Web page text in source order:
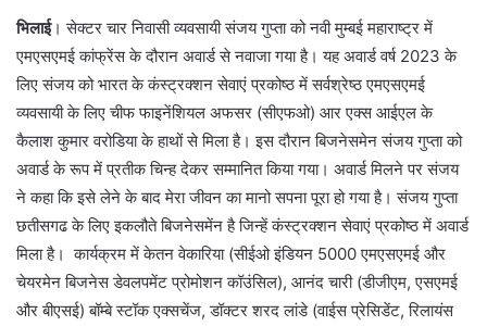
भिलाई। सेक्टर चार निवासी व्यवसायी संजय गुप्ता को नवी मुम्बई महाराष्ट्र में
एमएसएमई कांफ्रेंस के दौरान अवार्ड से नवाजा गया है। यह अवार्ड वर्ष 2023 के
लिए संजय को भारत के कंस्ट्रक्शन सेवाएं प्रकोष्ठ में सर्वश्रेष्ठ एमएसएमई
व्यवसायी के लिए चीफ फाइनेंशियल अफसर (सीएफओ) आर एक्स आईएल के
कैलाश कुमार वरोडिया के हाथों से मिला है। इस दौरान बिजनेसमेन संजय गुप्ता को
अवार्ड के रूप में प्रतीक चिन्ह देकर सम्मानित किया गया। अवार्ड मिलने पर संजय
ने कहा कि इसे लेने के बाद मेरा जीवन का मानो सपना पूरा हो गया है। संजय गुप्ता
छतीसगढ के लिए इकलौते बिजनेसमेंन है जिन्हें कंस्ट्रक्शन सेवाएं प्रकोष्ठ में अवार्ड
मिला है। कार्यक्रम में केतन वेकारिया (सीईओ इंडियन 5000 एमएसएमई और
चेयरमेन बिजनेस डेवलपमेंट प्रोमोशन कॉउंसिल), आनंद चारी (डीजीएम, एसएमई
और बीएसई) बॉम्बे स्टॉक एक्सचेंज, डॉक्टर शरद लांडे (वाईस प्रेसिडेंट, रिलायंस